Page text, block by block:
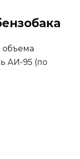
АИ-95 (по